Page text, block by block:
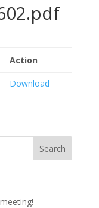
Action
Download